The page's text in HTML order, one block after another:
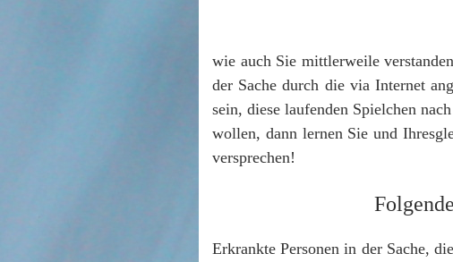
wie auch Sie mittlerweile
der Sache durch die via Internet
sein, diese laufenden Spielchen
wollen, dann lernen Sie und
versprechen!
Erkrankte Personen in der Sache,